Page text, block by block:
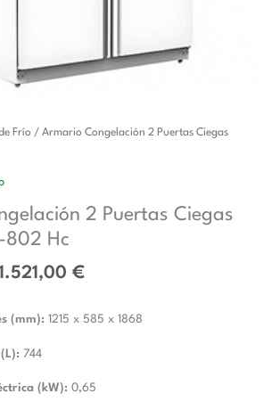
Frío / Armario Congelación 2 Puertas Ciegas
2 Puertas Ciegas
802 Hc
€.
€
El
1.521,00 €.
(mm): 1215 x 585 x 1868
744
(kW): 0,65